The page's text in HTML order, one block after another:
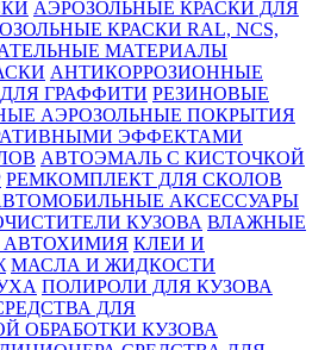
АЭРОЗОЛЬНЫЕ КРАСКИ ДЛЯ
КРАСКИ RAL, NCS,
МАТЕРИАЛЫ
АНТИКОРРОЗИОННЫЕ
ГРАФФИТИ РЕЗИНОВЫЕ
АЭРОЗОЛЬНЫЕ ПОКРЫТИЯ
ЭФФЕКТАМИ
АВТОЭМАЛЬ С КИСТОЧКОЙ
РЕМКОМПЛЕКТ ДЛЯ СКОЛОВ
АКСЕССУАРЫ
КУЗОВА ВЛАЖНЫЕ
АВТОХИМИЯ КЛЕИ И
МАСЛА И ЖИДКОСТИ
ПОЛИРОЛИ ДЛЯ КУЗОВА
ДЛЯ
ОБРАБОТКИ КУЗОВА